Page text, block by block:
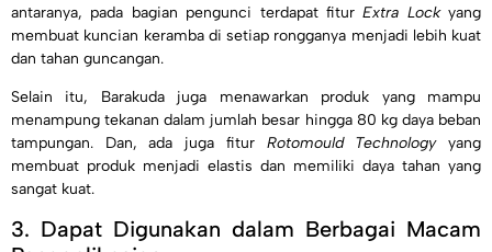
antaranya, pada bagian pengunci terdapat fiturExtra Lockyang
membuat kuncian keramba di setiap rongganya menjadi lebih kuat
dan tahan guncangan.
Selain itu, Barakuda juga menawarkan produk yang mampu
menampung tekanan dalam jumlah besar hingga 80 kg daya beban
tampungan. Dan, ada juga fitur Rotomould Technologyyang
membuat produk menjadi elastis dan memiliki daya tahan yang
sangat kuat.
3. Dapat Digunakan dalam Berbagai Macam